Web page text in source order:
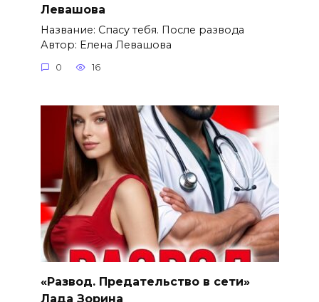
Левашова
Название: Спасу тебя. После развода
Автор: Елена Левашова
0 16
«Развод. Предательство в сети»
Лада Зорина